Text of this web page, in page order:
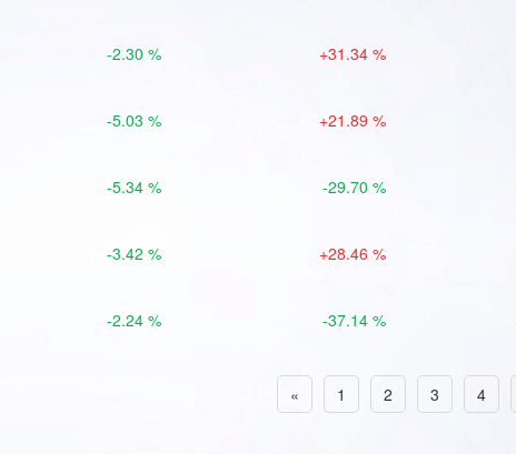
-2.30 % +31.34 %
-5.03 % +21.89 %
-5.34 % -29.70 %
-3.42 % +28.46 %
-2.24 % -37.14 %
« 1 2 3 4